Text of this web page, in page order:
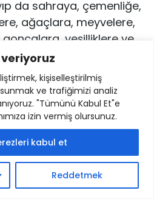
kişiselleştirilmiş
ve trafiğimizi analiz
"Tümünü Kabul Et"e
izin vermiş olursunuz.
Reddetmek
kabul et
da sahraya, çemenliğe,
ağaçlara, meyvelere,
yeşilliklere ve
bu tabiî sergide baharın
ve ruhu ferahlık
kurtulur. Bu hususta
onun ferahlığı da o
güzelliğini, letafetini daha
mevsimi gibi tasavvur
ay, yıldızlar ve dağlar,